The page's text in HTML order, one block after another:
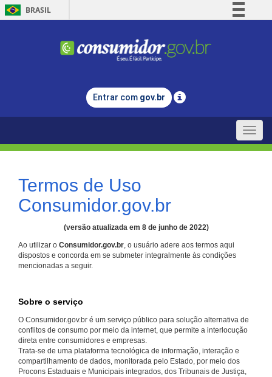
BRASIL
Comunica BR
Legislação
Entrar com gov.br
Toggle
Termos de Uso
Consumidor.gov.br
(versão atualizada em 8 de junho de 2022)
Ao utilizar o Consumidor.gov.br, o usuário adere aos termos aqui
dispostos e concorda em se submeter integralmente às condições
mencionadas a seguir.
Sobre o serviço
O Consumidor.gov.br é um serviço público para solução alternativa de
conflitos de consumo por meio da internet, que permite a interlocução
direta entre consumidores e empresas.
Trata-se de uma plataforma tecnológica de informação, interação e
compartilhamento de dados, monitorada pelo Estado, por meio dos
Procons Estaduais e Municipais integrados, dos Tribunais de Justiça,